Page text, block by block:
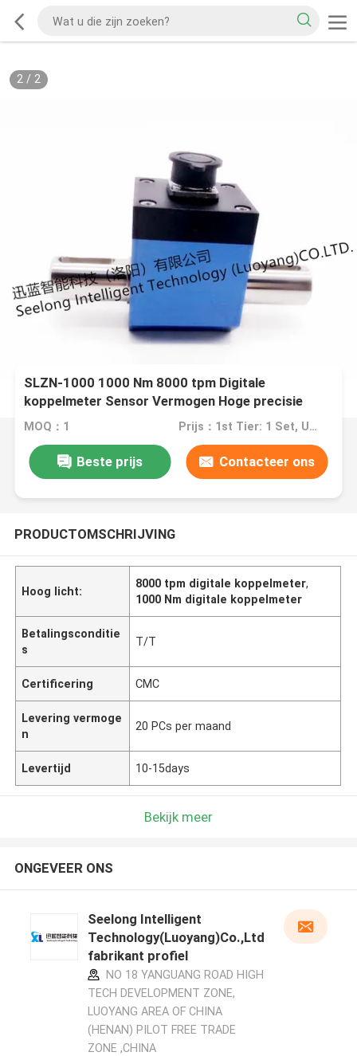
2/ 2
SLZN-1000 1000 Nm 8000 tpm Digitale
koppelmeter Sensor Vermogen Hoge precisie
MOQ：1 Prijs：1st Tier: 1 Set, Unit Price USD 3.00 2nd Tier: 2-5 Sets, Unit Price USD 2.00 3rd Tier: Over 5 Sets, Unit Price USD 1.00
Beste prijs Contacteer ons
PRODUCTOMSCHRIJVING
Hoog licht:
8000 tpm digitale koppelmeter,
1000 Nm digitale koppelmeter
Betalingsconditie
s
T/T
Certificering CMC
Levering vermoge
n
20 PCs per maand
Levertijd 10-15days
Bekijk meer
ONGEVEER ONS
Seelong Intelligent
Technology(Luoyang)Co.,Ltd
fabrikant profiel
NO 18 YANGUANG ROAD HIGH
TECH DEVELOPMENT ZONE,
LUOYANG AREA OF CHINA
(HENAN) PILOT FREE TRADE
ZONE ,CHINA